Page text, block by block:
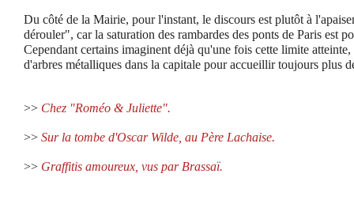
Du côté de la Mairie, pour l'instant, le discours est plutôt à
dérouler", car la saturation des rambardes des ponts de Paris est
Cependant certains imaginent déjà qu'une fois cette limite
d'arbres métalliques dans la capitale pour accueillir toujours plus
>> Chez "Roméo & Juliette".
>> Sur la tombe d'Oscar Wilde, au Père Lachaise.
>> Graffitis amoureux, vus par Brassaï.